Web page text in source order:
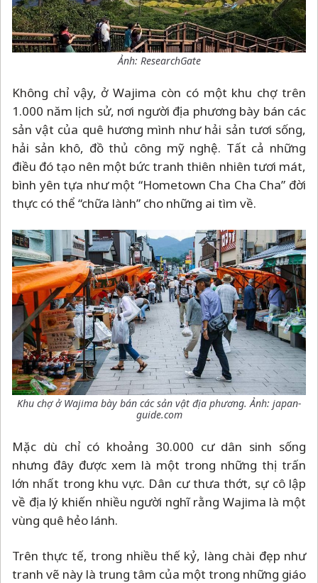
Ảnh: ResearchGate
Không chỉ vậy, ở Wajima còn có một khu chợ trên
1.000 năm lịch sử, nơi người địa phương bày bán các
sản vật của quê hương mình như hải sản tươi sống,
hải sản khô, đồ thủ công mỹ nghệ. Tất cả những
điều đó tạo nên một bức tranh thiên nhiên tươi mát,
bình yên tựa như một “Hometown Cha Cha Cha” đời
thực có thể “chữa lành” cho những ai tìm về.
Khu chợ ở Wajima bày bán các sản vật địa phương. Ảnh: japan-
guide.com
Mặc dù chỉ có khoảng 30.000 cư dân sinh sống
nhưng đây được xem là một trong những thị trấn
lớn nhất trong khu vực. Dân cư thưa thớt, sự cô lập
về địa lý khiến nhiều người nghĩ rằng Wajima là một
vùng quê hẻo lánh.
Trên thực tế, trong nhiều thế kỷ, làng chài đẹp như
tranh vẽ này là trung tâm của một trong những giáo